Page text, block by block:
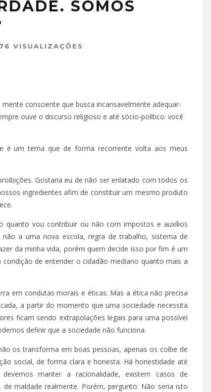
SOMOS
VISUALIZAÇÕES
consciente que busca incansavelmente adequar-
ouve o discurso religioso e até sócio-político: você
é um tema que de forma recorrente volta aos meus
Gostaria eu de não ser enlatado com todos os
ingredientes afim de constituir um mesmo produto
vou contribuir ou não com impostos e auxílios
a uma nova escola, regra de trabalho, sistema de
da minha vida, porém quem decide isso por fim é um
de entender o cidadão mediano quanto mais a
em condutas morais e éticas. Mas a ética não precisa
a partir do momento que uma sociedade necessita
ficam sendo extrapolações legais para uma possível
definir que a sociedade não funciona.
os transforma em boas pessoas, apenas os coíbe de
social, de forma clara e honesta. Há honestidade até
manter a racionalidade, existem casos de
maldade realmente. Porém, pergunto: Não seria isto